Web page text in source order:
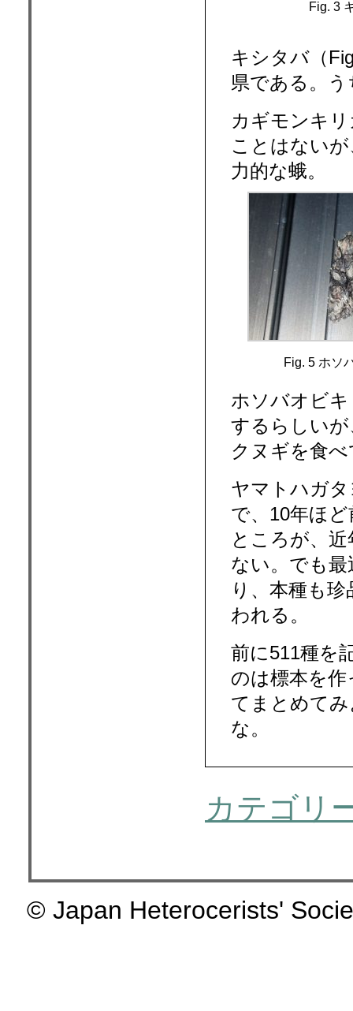
Fig. 3
キシタバ（
県である。
カギモンキ
ことはない
力的な蛾。
Fig. 5 ホソ
ホソバオビ
するらしい
クヌギを食
ヤマトハガ
で、10年ほ
ところが、
ない。でも
り、本種も
われる。
前に511種を
のは標本を
てまとめて
な。
カテゴリ
© Japan Heterocerists'